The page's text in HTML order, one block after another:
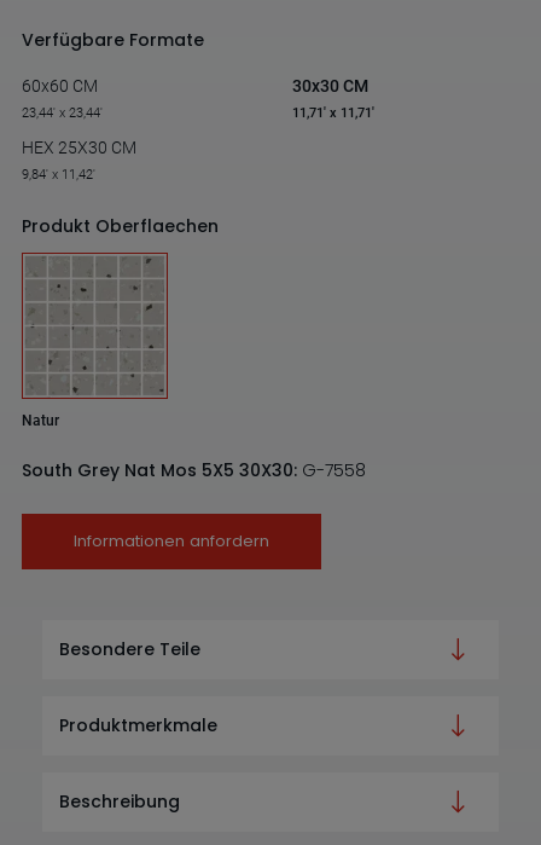
Verfügbare Formate
60x60 CM
23,44' x 23,44'
30x30 CM
11,71' x 11,71'
HEX 25X30 CM
9,84' x 11,42'
Produkt Oberflaechen
Natur
South Grey Nat Mos 5X5 30X30: G-7558
Informationen anfordern
Besondere Teile
Produktmerkmale
Beschreibung